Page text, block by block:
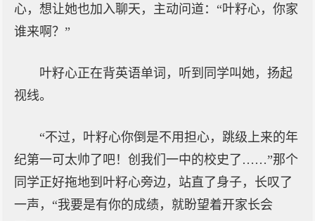
心，想让她也加入聊天，主动问道：“叶籽心，你家
谁来啊？”
叶籽心正在背英语单词，听到同学叫她，扬起
视线。
“不过，叶籽心你倒是不用担心，跳级上来的年
纪第一可太帅了吧！创我们一中的校史了……”那个
同学正好拖地到叶籽心旁边，站直了身子，长叹了
一声，“我要是有你的成绩，就盼望着开家长会